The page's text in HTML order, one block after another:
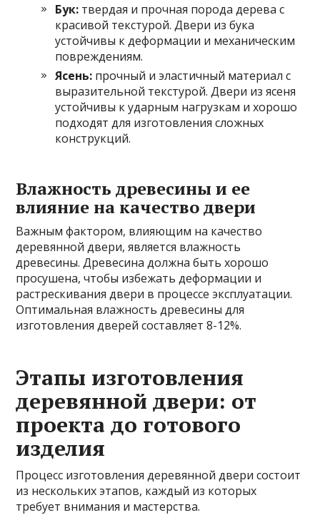
Бук: твердая и прочная порода дерева с
красивой текстурой. Двери из бука
устойчивы к деформации и механическим
повреждениям.
Ясень: прочный и эластичный материал с
выразительной текстурой. Двери из ясеня
устойчивы к ударным нагрузкам и хорошо
подходят для изготовления сложных
конструкций.
Влажность древесины и ее
влияние на качество двери
Важным фактором, влияющим на качество
деревянной двери, является влажность
древесины. Древесина должна быть хорошо
просушена, чтобы избежать деформации и
растрескивания двери в процессе эксплуатации.
Оптимальная влажность древесины для
изготовления дверей составляет 8-12%.
Этапы изготовления
деревянной двери: от
проекта до готового
изделия
Процесс изготовления деревянной двери состоит
из нескольких этапов, каждый из которых
требует внимания и мастерства.